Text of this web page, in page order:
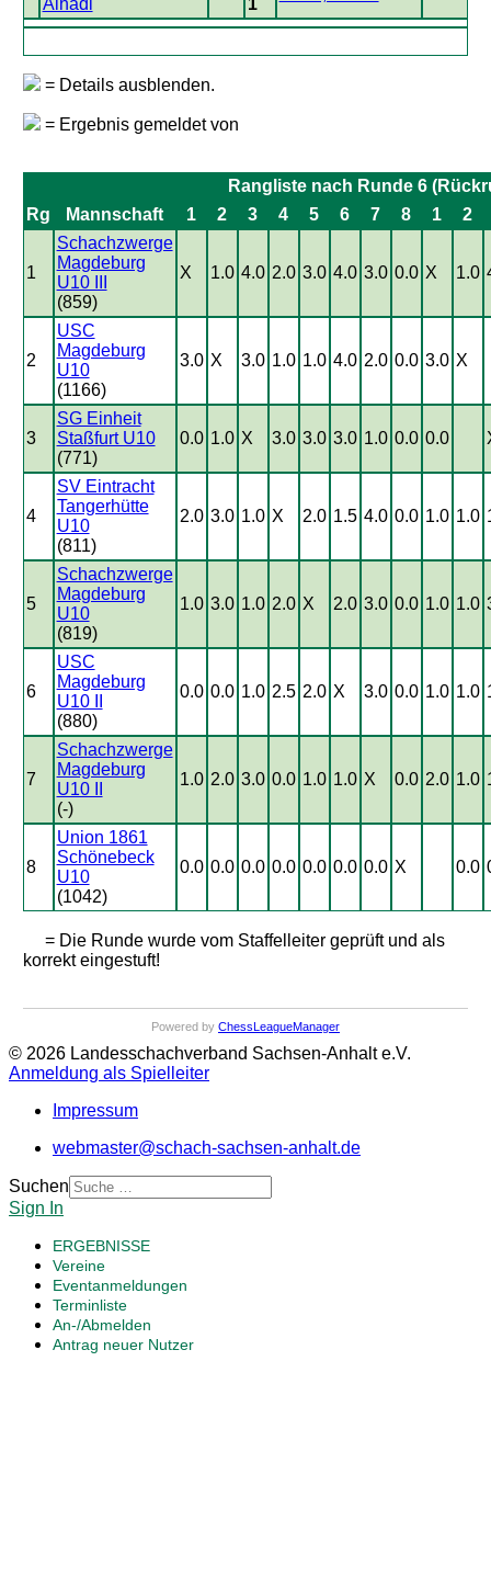
Alhadi 1
= Details ausblenden.
= Ergebnis gemeldet von
Rangliste nach Runde 6
Rg
Mannschaft 1 2 3 4 5 6 7 8 1 2
1
Schachzwerge
Magdeburg
U10 III
(859)
X 1.0 4.0 2.0 3.0 4.0 3.0 0.0 X 1.0
2
USC
Magdeburg
U10
(1166)
3.0 X 3.0 1.0 1.0 4.0 2.0 0.0 3.0 X
3
SG Einheit
Staßfurt U10
(771)
0.0 1.0 X 3.0 3.0 3.0 1.0 0.0 0.0
4
SV Eintracht
Tangerhütte
U10
(811)
2.0 3.0 1.0 X 2.0 1.5 4.0 0.0 1.0 1.0
5
Schachzwerge
Magdeburg
U10
(819)
1.0 3.0 1.0 2.0 X 2.0 3.0 0.0 1.0 1.0
6
USC
Magdeburg
U10 II
(880)
0.0 0.0 1.0 2.5 2.0 X 3.0 0.0 1.0 1.0
7
Schachzwerge
Magdeburg
U10 II
(-)
1.0 2.0 3.0 0.0 1.0 1.0 X 0.0 2.0 1.0
8
Union 1861
Schönebeck
U10
(1042)
0.0 0.0 0.0 0.0 0.0 0.0 0.0 X 0.0
= Die Runde wurde vom Staffelleiter geprüft und als
korrekt eingestuft!
Powered by ChessLeagueManager
© 2026 Landesschachverband Sachsen-Anhalt e.V.
Anmeldung als Spielleiter
Impressum
webmaster@schach-sachsen-anhalt.de
Suchen
Sign In
ERGEBNISSE
Vereine
Eventanmeldungen
Terminliste
An-/Abmelden
Antrag neuer Nutzer